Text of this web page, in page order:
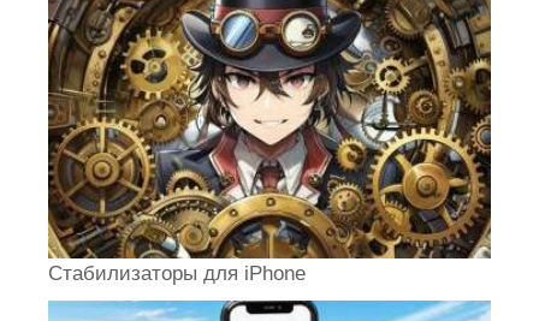
Стабилизаторы для iPhone